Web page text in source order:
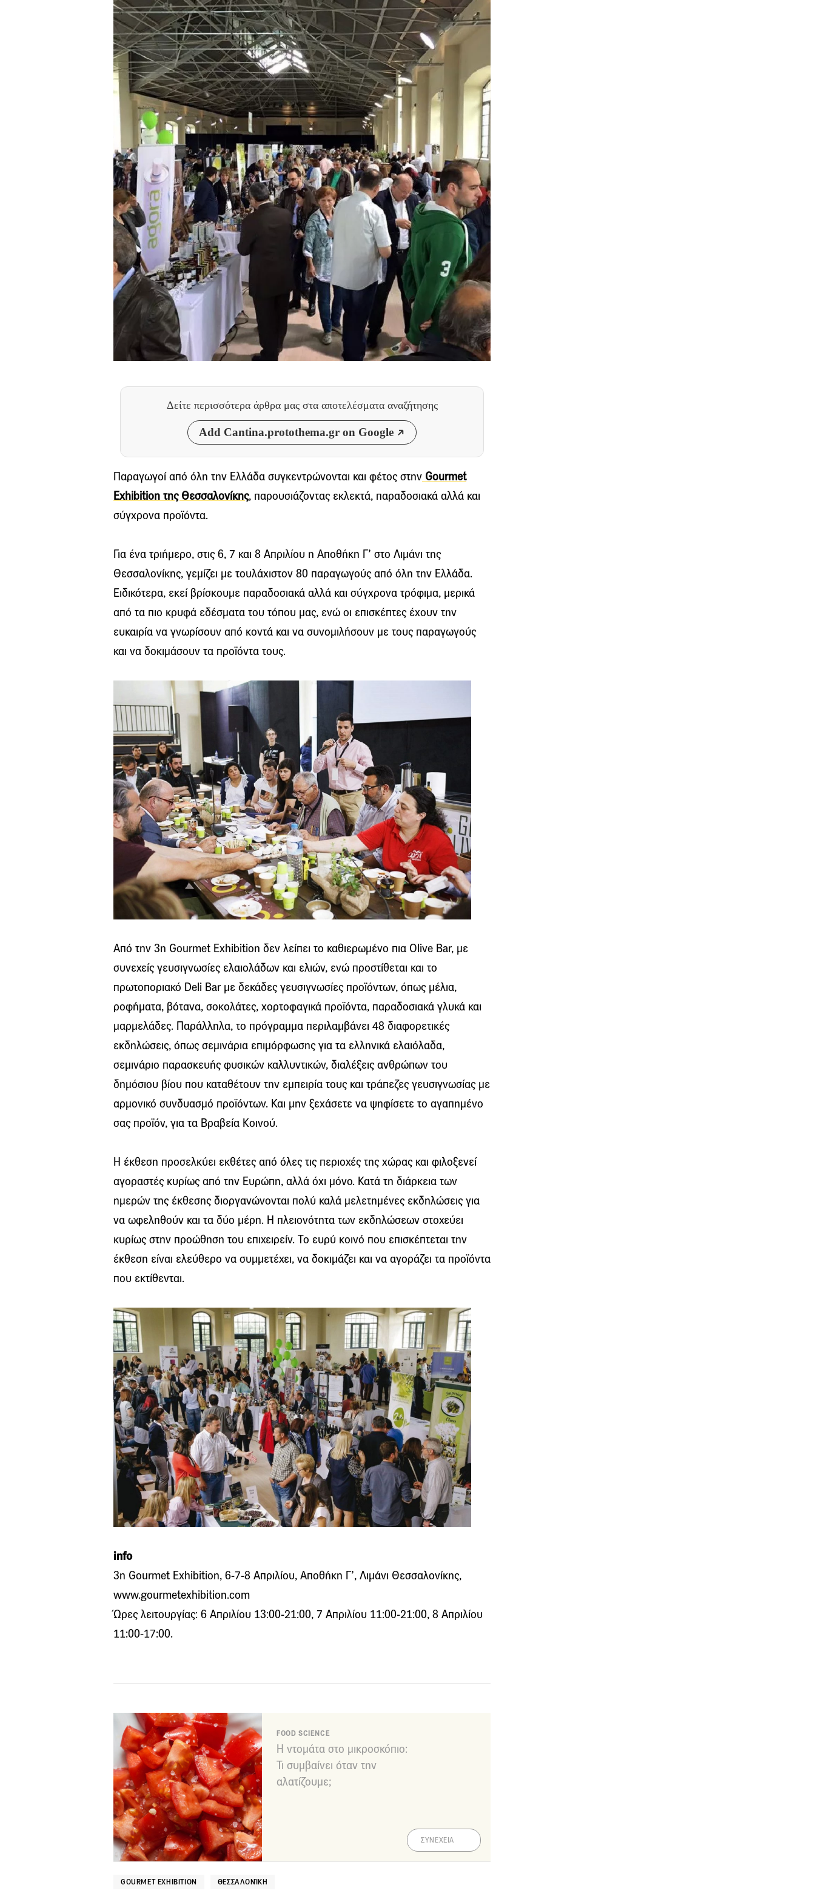
Δείτε περισσότερα άρθρα μας στα αποτελέσματα αναζήτησης
Add Cantina.protothema.gr on Google
Παραγωγοί από όλη την Ελλάδα συγκεντρώνονται και φέτος στην Gourmet
Exhibition της Θεσσαλονίκης, παρουσιάζοντας εκλεκτά, παραδοσιακά αλλά και
σύγχρονα προϊόντα.
Για ένα τριήμερο, στις 6, 7 και 8 Απριλίου η Αποθήκη Γ’ στο Λιμάνι της
Θεσσαλονίκης, γεμίζει με τουλάχιστον 80 παραγωγούς από όλη την Ελλάδα.
Ειδικότερα, εκεί βρίσκουμε παραδοσιακά αλλά και σύγχρονα τρόφιμα, μερικά
από τα πιο κρυφά εδέσματα του τόπου μας, ενώ οι επισκέπτες έχουν την
ευκαιρία να γνωρίσουν από κοντά και να συνομιλήσουν με τους παραγωγούς
και να δοκιμάσουν τα προϊόντα τους.
Από την 3η Gourmet Exhibition δεν λείπει το καθιερωμένο πια Olive Bar, με
συνεχείς γευσιγνωσίες ελαιολάδων και ελιών, ενώ προστίθεται και το
πρωτοποριακό Deli Bar με δεκάδες γευσιγνωσίες προϊόντων, όπως μέλια,
ροφήματα, βότανα, σοκολάτες, χορτοφαγικά προϊόντα, παραδοσιακά γλυκά και
μαρμελάδες. Παράλληλα, το πρόγραμμα περιλαμβάνει 48 διαφορετικές
εκδηλώσεις, όπως σεμινάρια επιμόρφωσης για τα ελληνικά ελαιόλαδα,
σεμινάριο παρασκευής φυσικών καλλυντικών, διαλέξεις ανθρώπων του
δημόσιου βίου που καταθέτουν την εμπειρία τους και τράπεζες γευσιγνωσίας με
αρμονικό συνδυασμό προϊόντων. Και μην ξεχάσετε να ψηφίσετε το αγαπημένο
σας προϊόν, για τα Βραβεία Κοινού.
Η έκθεση προσελκύει εκθέτες από όλες τις περιοχές της χώρας και φιλοξενεί
αγοραστές κυρίως από την Ευρώπη, αλλά όχι μόνο. Κατά τη διάρκεια των
ημερών της έκθεσης διοργανώνονται πολύ καλά μελετημένες εκδηλώσεις για
να ωφεληθούν και τα δύο μέρη. Η πλειονότητα των εκδηλώσεων στοχεύει
κυρίως στην προώθηση του επιχειρείν. Το ευρύ κοινό που επισκέπτεται την
έκθεση είναι ελεύθερο να συμμετέχει, να δοκιμάζει και να αγοράζει τα προϊόντα
που εκτίθενται.
info
3η Gourmet Exhibition, 6-7-8 Απριλίου, Αποθήκη Γ’, Λιμάνι Θεσσαλονίκης,
www.gourmetexhibition.com
Ώρες λειτουργίας: 6 Απριλίου 13:00-21:00, 7 Απριλίου 11:00-21:00, 8 Απριλίου
11:00-17:00.
FOOD SCIENCE
Η ντομάτα στο μικροσκόπιο:
Τι συμβαίνει όταν την
αλατίζουμε;
ΣΥΝΕΧΕΙΑ
GOURMET EXHIBITION ΘΕΣΣΑΛΟΝΊΚΗ